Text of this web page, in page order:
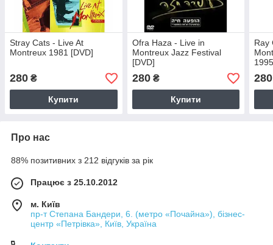
Stray Cats - Live At
Montreux 1981 [DVD]
280 ₴
Купити
Ofra Haza - Live in
Montreux Jazz Festival
[DVD]
280₴
Купити
Ray
280
Про нас
88% позитивних з 212 відгуків за рік
Працює з 25.10.2012
м. Київ
пр-т Степана Бандери, 6. (метро «Почайна»), бізнес-
центр «Петрівка», Київ, Україна